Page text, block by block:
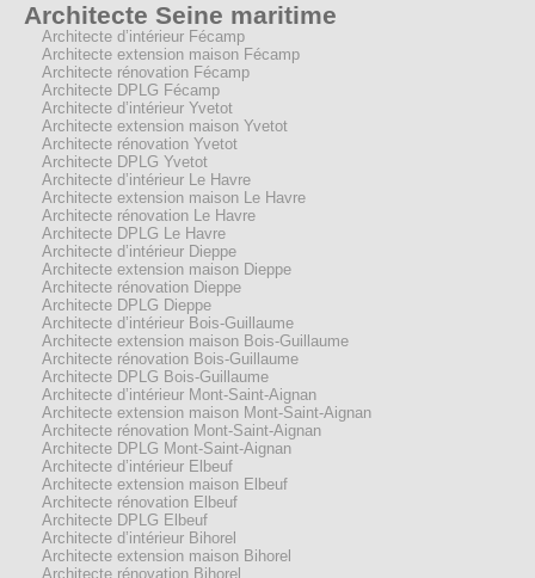
Architecte Seine maritime
Architecte d’intérieur Fécamp
Architecte extension maison Fécamp
Architecte rénovation Fécamp
Architecte DPLG Fécamp
Architecte d’intérieur Yvetot
Architecte extension maison Yvetot
Architecte rénovation Yvetot
Architecte DPLG Yvetot
Architecte d’intérieur Le Havre
Architecte extension maison Le Havre
Architecte rénovation Le Havre
Architecte DPLG Le Havre
Architecte d’intérieur Dieppe
Architecte extension maison Dieppe
Architecte rénovation Dieppe
Architecte DPLG Dieppe
Architecte d’intérieur Bois-Guillaume
Architecte extension maison Bois-Guillaume
Architecte rénovation Bois-Guillaume
Architecte DPLG Bois-Guillaume
Architecte d’intérieur Mont-Saint-Aignan
Architecte extension maison Mont-Saint-Aignan
Architecte rénovation Mont-Saint-Aignan
Architecte DPLG Mont-Saint-Aignan
Architecte d’intérieur Elbeuf
Architecte extension maison Elbeuf
Architecte rénovation Elbeuf
Architecte DPLG Elbeuf
Architecte d’intérieur Bihorel
Architecte extension maison Bihorel
Architecte rénovation Bihorel